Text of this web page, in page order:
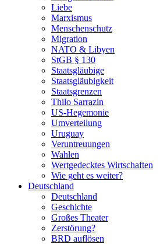
Liebe
Marxismus
Menschenschutz
Migration
NATO & Libyen
StGB § 130
Staatsgläubige
Staatsgläubigkeit
Staatsgrenzen
Thilo Sarrazin
US-Hegemonie
Umverteilung
Uruguay
Veruntreuungen
Wahlen
Wertgedecktes Wirtschaften
Wie geht es weiter?
Deutschland
Deutschland
Geschichte
Großes Theater
Zerstörung?
BRD auflösen